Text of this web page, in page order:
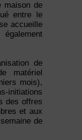
maison de
entre le
accueille
de
matériel
mois),
initiations
des offres
et aux
de